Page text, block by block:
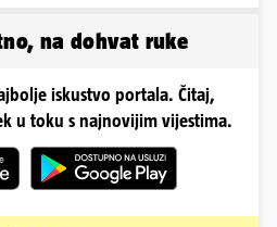
na dohvat ruke
iskustvo portala. Čitaj,
u toku s najnovijim vijestima.